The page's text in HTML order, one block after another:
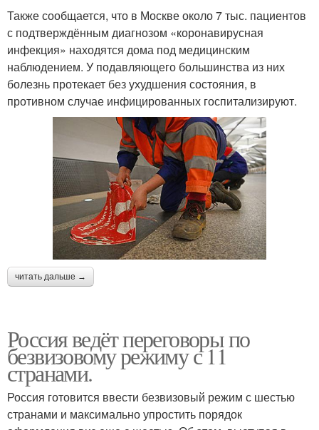
Также сообщается, что в Москве около 7 тыс. пациентов
с подтверждённым диагнозом «коронавирусная
инфекция» находятся дома под медицинским
наблюдением. У подавляющего большинства из них
болезнь протекает без ухудшения состояния, в
противном случае инфицированных госпитализируют.
читать дальше →
Россия ведёт переговоры по
безвизовому режиму с 11
странами.
Россия готовится ввести безвизовый режим с шестью
странами и максимально упростить порядок